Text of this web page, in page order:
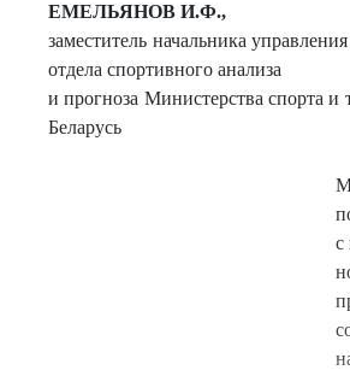
ЕМЕЛЬЯНОВ И.Ф.,
заместитель начальника
отдела спортивного анализа
и прогноза Министерства спорта и
Беларусь
с